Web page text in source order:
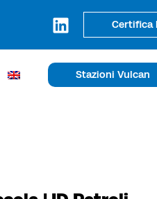
Certifica
Stazioni Vulcan